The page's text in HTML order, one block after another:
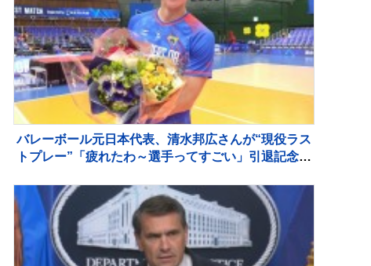
バレーボール元日本代表、清水邦広さんが“現役ラス
トプレー”「疲れたわ～選手ってすごい」引退記念試